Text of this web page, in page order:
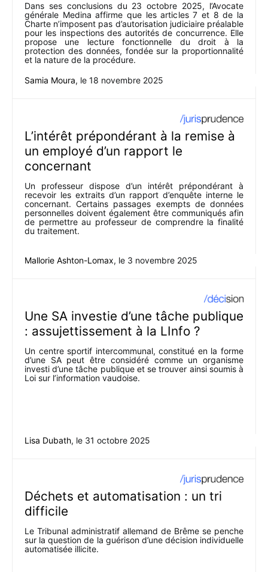
Dans ses conclusions du 23 octobre 2025, l’Avocate
générale Medina affirme que les articles 7 et 8 de la
Charte n’imposent pas d’autorisation judiciaire préalable
pour les inspections des autorités de concurrence. Elle
propose une lecture fonctionnelle du droit à la
protection des données, fondée sur la proportionnalité
et la nature de la procédure.
Samia Moura, le 18 novembre 2025
L’intérêt prépondérant à la remise à
un employé d’un rapport le
concernant
Un professeur dispose d’un intérêt prépondérant à
recevoir les extraits d’un rapport d’enquête interne le
concernant. Certains passages exempts de données
personnelles doivent également être communiqués afin
de permettre au professeur de comprendre la finalité
du traitement.
Mallorie Ashton-Lomax, le 3 novembre 2025
Une SA investie d’une tâche publique
: assujettissement à la LInfo ?
Un centre sportif intercommunal, constitué en la forme
d’une SA peut être considéré comme un organisme
investi d’une tâche publique et se trouver ainsi soumis à
Loi sur l’information vaudoise.
Lisa Dubath, le 31 octobre 2025
Déchets et automatisation : un tri
difficile
Le Tribunal administratif allemand de Brême se penche
sur la question de la guérison d’une décision individuelle
automatisée illicite.